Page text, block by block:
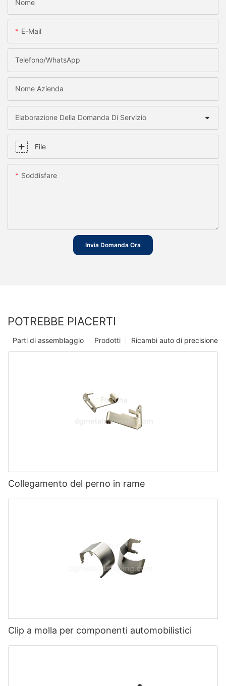
Nome
E-Mail
Telefono/WhatsApp
Nome Azienda
Elaborazione Della Domanda Di Servizio
File
Soddisfare
Invia Domanda Ora
POTREBBE PIACERTI
Ricambi auto di precisione
Prodotti
Parti di assemblaggio
Collegamento del perno in rame
Clip a molla per componenti automobilistici